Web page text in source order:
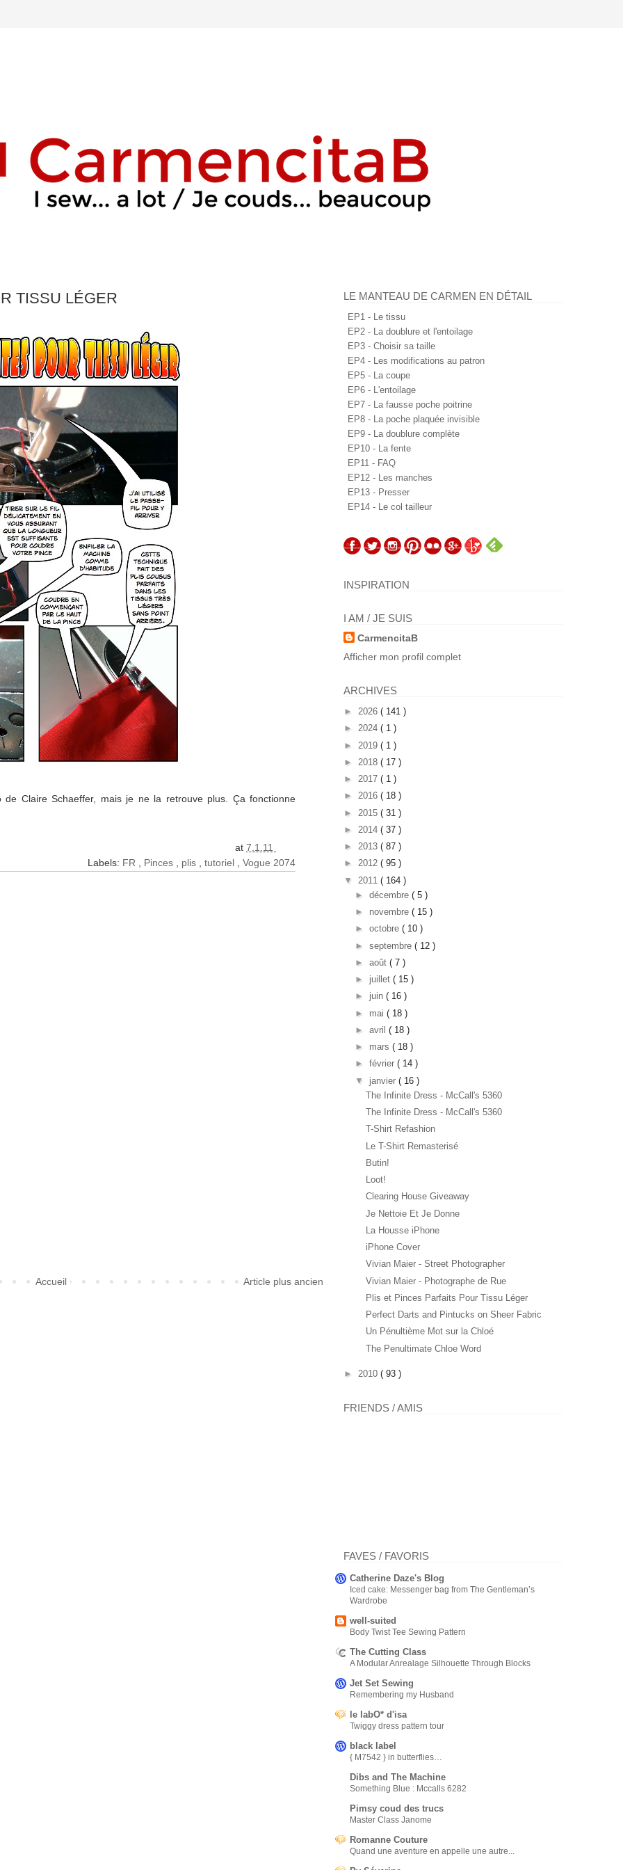
TISSU LÉGER
Claire Schaeffer, mais je ne la retrouve plus. Ça fonctionne
at 7.1.11
Labels: FR , Pinces , plis , tutoriel , Vogue 2074
Article plus ancien
Accueil
LE MANTEAU DE CARMEN EN DÉTAIL
EP1 - Le tissu
EP2 - La doublure et l'entoilage
EP3 - Choisir sa taille
EP4 - Les modifications au patron
EP5 - La coupe
EP6 - L'entoilage
EP7 - La fausse poche poitrine
EP8 - La poche plaquée invisible
EP9 - La doublure complète
EP10 - La fente
EP11 - FAQ
EP12 - Les manches
EP13 - Presser
EP14 - Le col tailleur
INSPIRATION
I AM / JE SUIS
CarmencitaB
Afficher mon profil complet
ARCHIVES
► 2026 ( 141 )
► 2024 ( 1 )
► 2019 ( 1 )
► 2018 ( 17 )
► 2017 ( 1 )
► 2016 ( 18 )
► 2015 ( 31 )
► 2014 ( 37 )
► 2013 ( 87 )
► 2012 ( 95 )
▼ 2011 ( 164 )
► décembre ( 5 )
► novembre ( 15 )
► octobre ( 10 )
► septembre ( 12 )
► août ( 7 )
► juillet ( 15 )
► juin ( 16 )
► mai ( 18 )
► avril ( 18 )
► mars ( 18 )
► février ( 14 )
▼ janvier ( 16 )
The Infinite Dress - McCall's 5360
The Infinite Dress - McCall's 5360
T-Shirt Refashion
Le T-Shirt Remasterisé
Butin!
Loot!
Clearing House Giveaway
Je Nettoie Et Je Donne
La Housse iPhone
iPhone Cover
Vivian Maier - Street Photographer
Vivian Maier - Photographe de Rue
Plis et Pinces Parfaits Pour Tissu Léger
Perfect Darts and Pintucks on Sheer Fabric
Un Pénultième Mot sur la Chloé
The Penultimate Chloe Word
► 2010 ( 93 )
FRIENDS / AMIS
FAVES / FAVORIS
Catherine Daze's Blog
Iced cake: Messenger bag from The Gentleman’s
Wardrobe
well-suited
Body Twist Tee Sewing Pattern
The Cutting Class
A Modular Anrealage Silhouette Through Blocks
Jet Set Sewing
Remembering my Husband
le labO* d'isa
Twiggy dress pattern tour
black label
{ M7542 } in butterflies…
Dibs and The Machine
Something Blue : Mccalls 6282
Pimsy coud des trucs
Master Class Janome
Romanne Couture
Quand une aventure en appelle une autre...